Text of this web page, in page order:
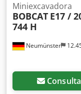
Neumünster
Miniexcavadora
BOBCAT E17 /
744 H